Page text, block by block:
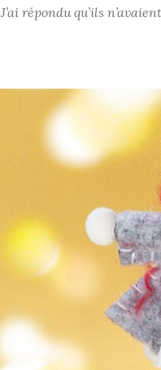
J’ai répondu qu’ils